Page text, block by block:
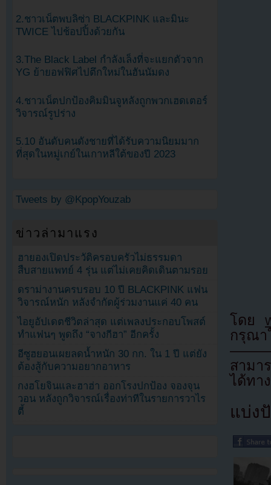
โดย
กรุณา
สามา
ได้ทา
แบ่ง
2.ชาวเน็ตพบลิซ่า BLACKPINK และมินะ
TWICE ไปช้อปปิ้งด้วยกัน
3.The Black Label กำลังเล็งที่จะแยกตัวจาก
YG ย้ายอฟฟิศไปตึกใหม่ในฮันนัมดง
4.ชาวเน็ตปกป้องคิมมินจูหลังถูกพวกเฮดเตอร์
วิจารณ์รูปร่าง
5.10 อันดับคนดังชายที่ได้รับความนิยมมาก
ที่สุดในหมู่เกย์ในเกาหลีใต้ของปี 2023
Tweets by @KpopYouzab
ข่าวล่ามาแรง
ฮายองเปิดประวัติครอบครัวไม่ธรรมดา
สืบสายแพทย์ 4 รุ่น แต่ไม่เคยคิดเดินตามรอย
ดราม่างานครบรอบ 10 ปี BLACKPINK แฟน
วิจารณ์หนัก หลังจำกัดผู้ร่วมงานแค่ 40 คน
ไอยูอัปเดตชีวิตล่าสุด แต่เพลงประกอบโพสต์
ทำแฟนๆ พูดถึง “จางกีฮา” อีกครั้ง
อีซูฮยอนเผยลดน้ำหนัก 30 กก. ใน 1 ปี แต่ยัง
ต้องสู้กับความอยากอาหาร
กงฮโยจินและฮาฮ่า ออกโรงปกป้อง จองจุน
วอน หลังถูกวิจารณ์เรื่องท่าทีในรายการวาไร
ตี้